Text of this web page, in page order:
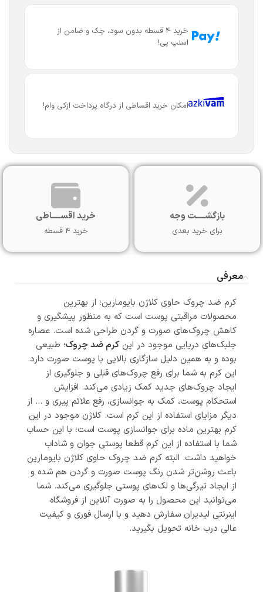
خرید 4 قسطه بدون سود، چک و ضامن از
اسنپ پی!
امکان خرید اقساطی از درگاه پرداخت ازکی وام!
بازگشـــــت وجه
برای خرید بعدی
خرید اقســـــاطی
خرید 4 قسطه
معرفی
کرم ضد چروک حاوی کلاژن بایومارین؛ از بهترین
محصولات مراقبتی پوست است که به منظور پیشگیری و
کاهش چروک‌های صورت و گردن طراحی شده است. عصاره
جلبک‌های دریایی موجود در این کرم ضد چروک؛ طبیعی
بوده و به همین دلیل سازگاری بالایی با پوست صورت دارد.
این کرم به شما برای رفع چروک‌های قبلی و جلوگیری از
ایجاد چروک‌های جدید کمک زیادی می‌کند. افزایش
استحکام پوست، کمک به جوانسازی، رفع علائم پیری و … از
دیگر مزایای استفاده از این کرم است. کلاژن موجود در این
کرم بهترین ماده برای جوانسازی پوست است؛ با این حساب
شما با استفاده از این کرم قطعا پوستی جوان و شاداب
خواهید داشت. البته کرم ضد چروک حاوی کلاژن بایومارین
باعث روشن‌تر شدن رنگ پوست صورت و گردن هم شده و
از ایجاد تیرگی‌ها و لک‌های پوستی جلوگیری می‌کند. شما
می‌توانید این محصول را به صورت آنلاین از فروشگاه
اینرنتی لیدیران سفارش دهید و با ارسال فوری و کیفیت
عالی درب خانه تحویل بگیرید.